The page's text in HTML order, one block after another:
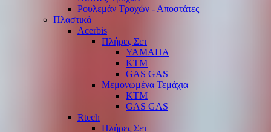
Ρουλεμάν Τροχών - Αποστάτες
Πλαστικά
Acerbis
Πλήρες Σετ
YAMAHA
KTM
GAS GAS
Μεμονωμένα Τεμάχια
KTM
GAS GAS
Rtech
Πλήρες Σετ